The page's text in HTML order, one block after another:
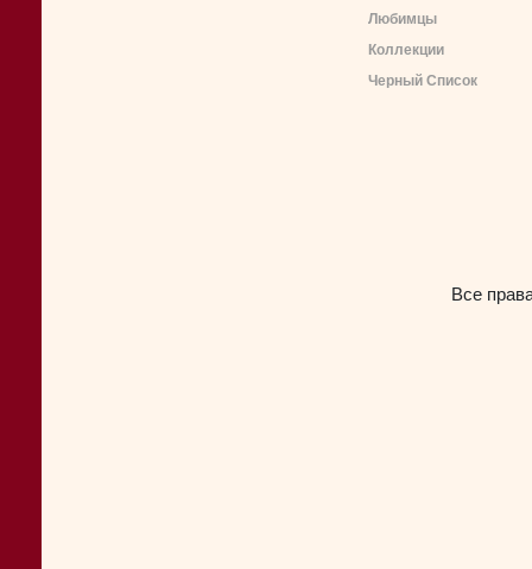
Любимцы
Коллекции
Черный Список
Все